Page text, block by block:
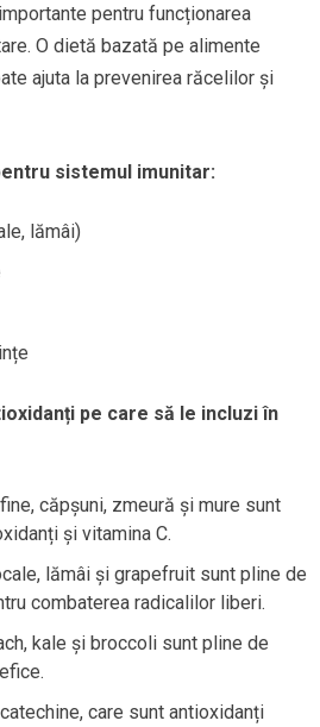
pentru funcționarea
O dietă bazată pe alimente
ajuta la prevenirea răcelilor și
sistemul imunitar:
lămâi)
pe care să le incluzi în
căpșuni, zmeură și mure sunt
și vitamina C.
lămâi și grapefruit sunt pline de
combaterea radicalilor liberi.
kale și broccoli sunt pline de
care sunt antioxidanți